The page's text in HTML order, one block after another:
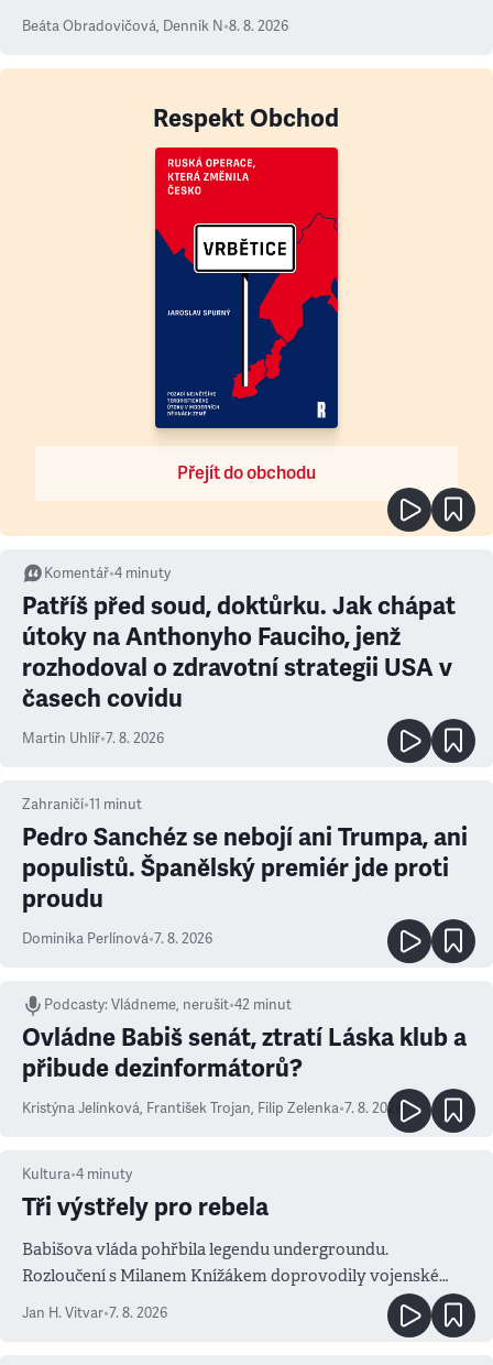
Beáta Obradovičová, Denník N•8. 8. 2026
Respekt Obchod
Přejít do obchodu
Komentář•4 minuty
Patříš před soud, doktůrku. Jak chápat
útoky na Anthonyho Fauciho, jenž
rozhodoval o zdravotní strategii USA v
časech covidu
Martin Uhlíř•7. 8. 2026
Zahraničí•11 minut
Pedro Sanchéz se nebojí ani Trumpa, ani
populistů. Španělský premiér jde proti
proudu
Dominika Perlínová•7. 8. 2026
Podcasty:Vládneme, nerušit•42 minut
Ovládne Babiš senát, ztratí Láska klub a
přibude dezinformátorů?
Kristýna Jelínková, František Trojan, Filip Zelenka•7. 8. 2026
Kultura•4 minuty
Tři výstřely pro rebela
Babišova vláda pohřbila legendu undergroundu.
Rozloučení s Milanem Knížákem doprovodily vojenské
salvy i kritika pokrokářů
Jan H. Vitvar•7. 8. 2026